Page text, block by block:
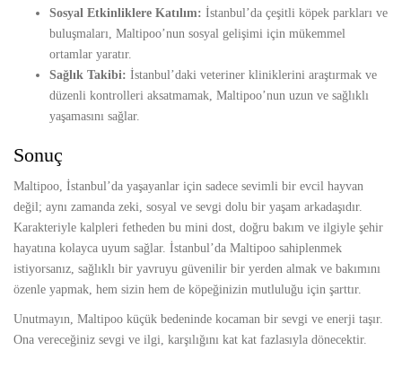
Sosyal Etkinliklere Katılım: İstanbul’da çeşitli köpek parkları ve
buluşmaları, Maltipoo’nun sosyal gelişimi için mükemmel
ortamlar yaratır.
Sağlık Takibi: İstanbul’daki veteriner kliniklerini araştırmak ve
düzenli kontrolleri aksatmamak, Maltipoo’nun uzun ve sağlıklı
yaşamasını sağlar.
Sonuç
Maltipoo, İstanbul’da yaşayanlar için sadece sevimli bir evcil hayvan
değil; aynı zamanda zeki, sosyal ve sevgi dolu bir yaşam arkadaşıdır.
Karakteriyle kalpleri fetheden bu mini dost, doğru bakım ve ilgiyle şehir
hayatına kolayca uyum sağlar. İstanbul’da Maltipoo sahiplenmek
istiyorsanız, sağlıklı bir yavruyu güvenilir bir yerden almak ve bakımını
özenle yapmak, hem sizin hem de köpeğinizin mutluluğu için şarttır.
Unutmayın, Maltipoo küçük bedeninde kocaman bir sevgi ve enerji taşır.
Ona vereceğiniz sevgi ve ilgi, karşılığını kat kat fazlasıyla dönecektir.